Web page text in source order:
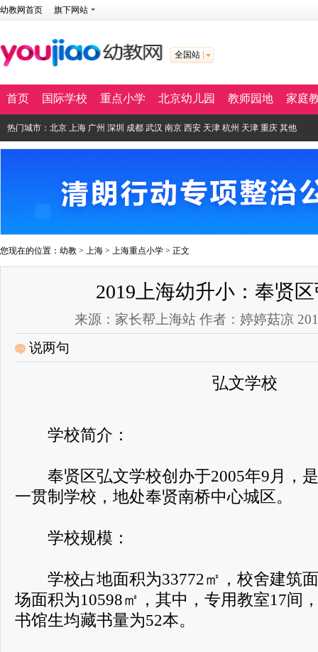
幼教网首页 旗下网站
全国站
首页 国际学校 重点小学 北京幼儿园 教师园地 家庭
热门城市： 北京 上海 广州 深圳 成都 武汉 南京 西安 天津 杭州 天津 重庆 其他
您现在的位置： 幼教 > 上海 > 上海重点小学 > 正文
2019上海幼升小：奉贤
来源：家长帮上海站 作者：婷婷菇凉
说两句
弘文学校
学校简介：
奉贤区弘文学校创办于2005年9月，
一贯制学校，地处奉贤南桥中心城区。
学校规模：
学校占地面积为33772㎡，校舍建筑面
场面积为10598㎡，其中，专用教室17间
书馆生均藏书量为52本。